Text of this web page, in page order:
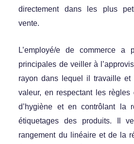
directement dans les plus
vente.
L’employé/e de commerce a
principales de veiller à
rayon dans lequel il travaille
valeur, en respectant les règles
d’hygiène et en contrôlant la
étiquetages des produits. Il
rangement du linéaire et de la